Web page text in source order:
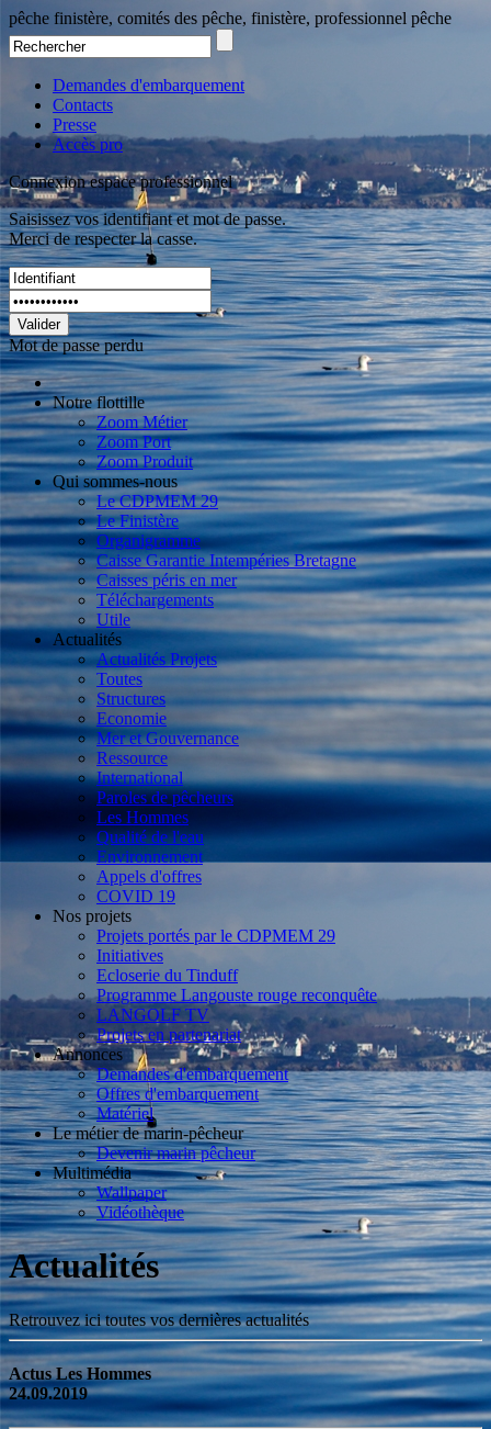
pêche finistère, comités des pêche, finistère, professionnel pêche
Demandes d'embarquement
Contacts
Presse
Accès pro
Connexion espace professionnel
Saisissez vos identifiant et mot de passe.
Merci de respecter la casse.
Valider
Mot de passe perdu
Notre flottille
Zoom Métier
Zoom Port
Zoom Produit
Qui sommes-nous
Le CDPMEM 29
Le Finistère
Organigramme
Caisse Garantie Intempéries Bretagne
Caisses péris en mer
Téléchargements
Utile
Actualités
Actualités Projets
Toutes
Structures
Economie
Mer et Gouvernance
Ressource
International
Paroles de pêcheurs
Les Hommes
Qualité de l'eau
Environnement
Appels d'offres
COVID 19
Nos projets
Projets portés par le CDPMEM 29
Initiatives
Ecloserie du Tinduff
Programme Langouste rouge reconquête
LANGOLF TV
Projets en partenariat
Annonces
Demandes d'embarquement
Offres d'embarquement
Matériel
Le métier de marin-pêcheur
Devenir marin pêcheur
Multimédia
Wallpaper
Vidéothèque
Actualités
Retrouvez ici toutes vos dernières actualités
Actus Les Hommes
24.09.2019